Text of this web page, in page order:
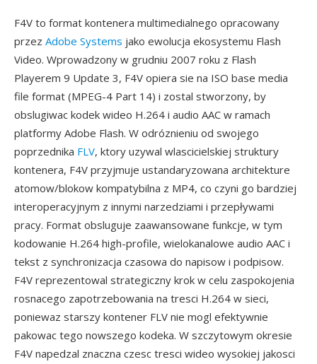
F4V to format kontenera multimedialnego opracowany
przez Adobe Systems jako ewolucja ekosystemu Flash
Video. Wprowadzony w grudniu 2007 roku z Flash
Playerem 9 Update 3, F4V opiera sie na ISO base media
file format (MPEG-4 Part 14) i zostal stworzony, by
obslugiwac kodek wideo H.264 i audio AAC w ramach
platformy Adobe Flash. W odróznieniu od swojego
poprzednika FLV, ktory uzywal wlascicielskiej struktury
kontenera, F4V przyjmuje ustandaryzowana architekture
atomow/blokow kompatybilna z MP4, co czyni go bardziej
interoperacyjnym z innymi narzedziami i przepływami
pracy. Format obsluguje zaawansowane funkcje, w tym
kodowanie H.264 high-profile, wielokanalowe audio AAC i
tekst z synchronizacja czasowa do napisow i podpisow.
F4V reprezentowal strategiczny krok w celu zaspokojenia
rosnacego zapotrzebowania na tresci H.264 w sieci,
poniewaz starszy kontener FLV nie mogl efektywnie
pakowac tego nowszego kodeka. W szczytowym okresie
F4V napedzal znaczna czesc tresci wideo wysokiej jakosci